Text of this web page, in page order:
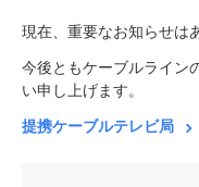
現在、重要なお知らせは
今後ともケーブルライン
い申し上げます。
提携ケーブルテレビ局